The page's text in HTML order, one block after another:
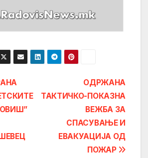
ОДРЖАНА
ТАКТИЧКО-ПОКАЗНА
ВЕЖБА ЗА
СПАСУВАЊЕ И
ЕВАКУАЦИЈА ОД
ПОЖАР